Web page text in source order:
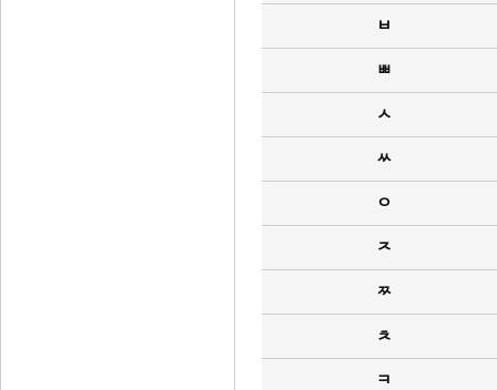
ㅂ
ㅃ
ㅅ
ㅆ
ㅇ
ㅈ
ㅉ
ㅊ
ㅋ